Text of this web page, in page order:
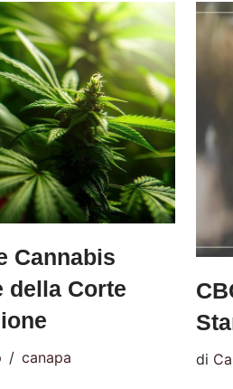
Cannabis
della Corte
canapa di